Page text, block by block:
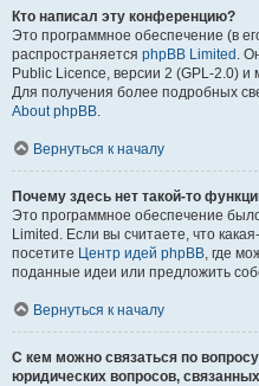
Кто написал эту конференцию?
Это программное обеспечение (в
распространяется phpBB Limited .
Public Licence, версии 2 (GPL-2.0)
Для получения более подробных
About phpBB.
Вернуться к началу
Почему здесь нет такой-то
Это программное обеспечение
Limited. Если вы считаете, что
посетите Центр идей phpBB, где
поданные идеи или предложить
Вернуться к началу
С кем можно связаться по
юридических вопросов,